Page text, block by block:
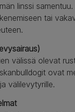
linssi
tai
välissä olevat
ovat
välilevytyrille.